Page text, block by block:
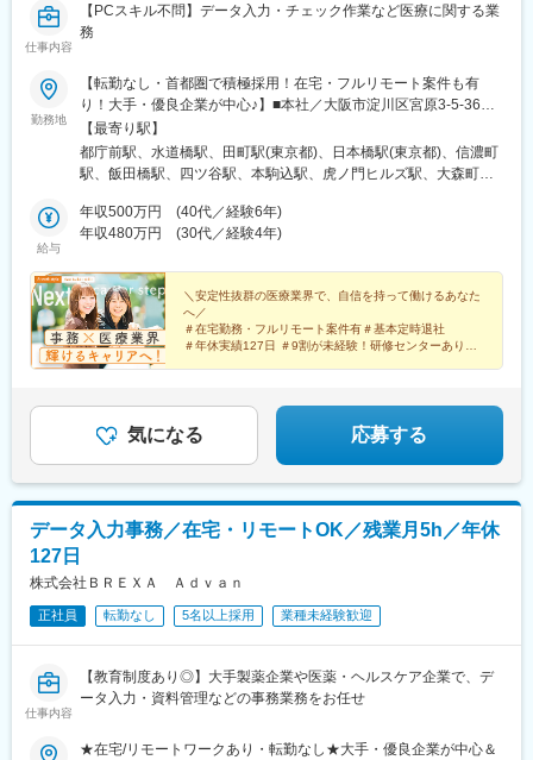
仕事内容
【PCスキル不問】データ入力・チェック作業など医療に関する業
務
勤務地
【転勤なし・首都圏で積極採用！在宅・フルリモート案件も有
り！大手・優良企業が中心♪】■本社／大阪市淀川区宮原3-5-36
新大阪トラストタワー19F変更の範囲、上記を除く当社関連勤務
地◆プロジェクト先例東京23区内、横浜、大宮、千葉、その他＜
配属先最寄り駅の一例＞飯田橋／日本橋／浜松町／信濃町／四ツ
◆POINT！#大手企業など約300社の取引先あり！（製薬メーカ
ー、製薬関連企業、化粧品関連企業、臨床研究センターなど）#最
在宅プロジェクト多数＃定時退社基本＆土日祝休み＃安定性抜群
の医療業界で事務として活躍＃未経験入社8割×研修センターで手
厚くフォロー＃産育休の取得実績100％#転居を伴う転勤なし※受
動喫煙対策：オフィス内禁煙
【最寄り駅】
都庁前駅、水道橋駅、田町駅(東京都)、日本橋駅(東京都)、信濃町
駅、飯田橋駅、四ツ谷駅、本駒込駅、虎ノ門ヒルズ駅、大森町
駅(東京都)、八丁堀駅(東京都)、三越前駅、宝町駅(東京都)、高輪
ゲートウェイ駅、汐留駅、落合駅(東京都)、新大塚駅、千石駅、茗
五反田駅、昭島駅、大宮駅(埼玉県)、さいたま新都心駅、南大塚
駅、川崎駅、横浜駅、あざみ野駅、青葉台駅、綱島駅、柏の葉キ
ャンパス駅、南新宿駅、西新宿駅、後楽園駅、三田駅(東京都)、国
立競技場駅、牛込神楽坂駅、麹町駅、御成門駅、梅屋敷駅(東京
都)、要町駅、茅場町駅、都電雑司ケ谷駅、京急蒲田駅、二重橋前
塚駅前駅、巣鴨駅、江戸川橋駅、東京テレポート駅、平和島駅、
多摩川駅、大崎広小路駅、京急川崎駅、平沼橋駅、新綱島駅、新
宿駅、西新宿五丁目駅、四谷三丁目駅、虎ノ門駅、九段下駅、東
給与
年収500万円 (40代／経験6年)
年収480万円 (30代／経験4年)
＼安定性抜群の医療業界で、自信を持って働けるあなた
へ／
＃在宅勤務・フルリモート案件有＃基本定時退社
＃年休実績127日 ＃9割が未経験！研修センターあり
気になる 応募する
データ入力事務／在宅・リモートOK／残業月5h／年休
127日
株式会社ＢＲＥＸＡ Ａｄｖａｎ
正社員 転勤なし 5名以上採用 業種未経験歓迎
仕事内容
【教育制度あり◎】大手製薬企業や医薬・ヘルスケア企業で、デ
ータ入力・資料管理などの事務業務をお任せ
★在宅/リモートワークあり・転勤なし★大手・優良企業が中心＆